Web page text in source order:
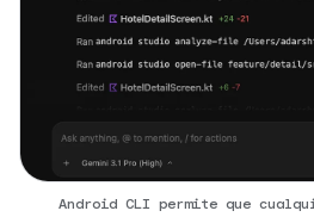
Android CLI permite que